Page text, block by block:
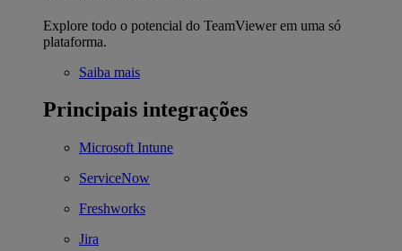
Explore todo o potencial do TeamViewer em uma só
plataforma.
Saiba mais
Principais integrações
Microsoft Intune
ServiceNow
Freshworks
Jira